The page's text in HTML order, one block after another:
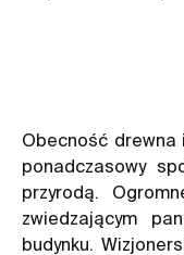
Obecność
ponadczasowy
przyrodą.
zwiedzającym
budynku.